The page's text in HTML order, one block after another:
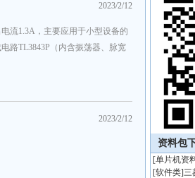
2023/2/12
流1.3A，主要应用于小型设备的
路TL3843P（内含振荡器、脉宽
2023/2/12
资料包
[单片机资
[软件类]三